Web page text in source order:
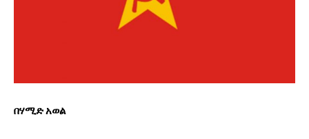
በሃሚድ አወል